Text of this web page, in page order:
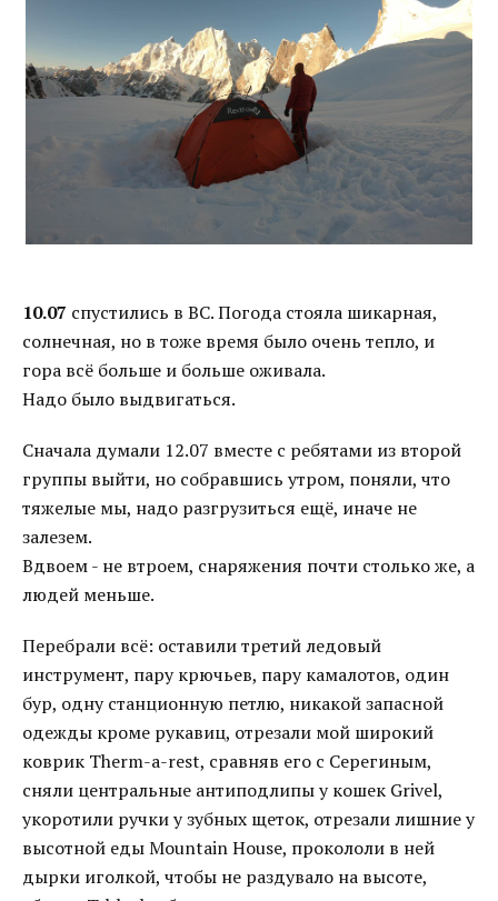
10.07 спустились в ВС. Погода стояла шикарная,
солнечная, но в тоже время было очень тепло, и
гора всё больше и больше оживала.
Надо было выдвигаться.
Сначала думали 12.07 вместе с ребятами из второй
группы выйти, но собравшись утром, поняли, что
тяжелые мы, надо разгрузиться ещё, иначе не
залезем.
Вдвоем - не втроем, снаряжения почти столько же, а
людей меньше.
Перебрали всё: оставили третий ледовый
инструмент, пару крючьев, пару камалотов, один
бур, одну станционную петлю, никакой запасной
одежды кроме рукавиц, отрезали мой широкий
коврик Therm-a-rest, сравняв его с Серегиным,
сняли центральные антиподлипы у кошек Grivel,
укоротили ручки у зубных щеток, отрезали лишние у
высотной еды Mountain House, прокололи в ней
дырки иголкой, чтобы не раздувало на высоте,